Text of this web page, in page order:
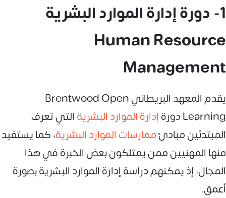
1- دورة إدارة الموارد البشرية
Human Resource
Management
يقدم المعهد البريطاني Brentwood Open
Learning دورة
إدارة الموارد البشرية التي تعرف
المبتدئين مبادئممارسات الموارد البشرية، كما يستفيد
منها المهنيين ممن يمتلكون بعض الخبرة في هذا
المجال، إذ يمكنهم دراسة إدارة الموارد البشرية بصورة
أعمق.